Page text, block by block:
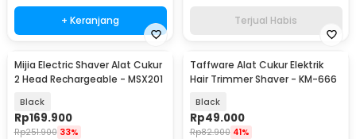
+ Keranjang Terjual Habis
Mijia Electric Shaver Alat Cukur
2 Head Rechargeable - MSX201
Black
Rp169.900
Rp251.900 33%
Taffware Alat Cukur Elektrik
Hair Trimmer Shaver - KM-666
Black
Rp49.000
Rp82.900 41%